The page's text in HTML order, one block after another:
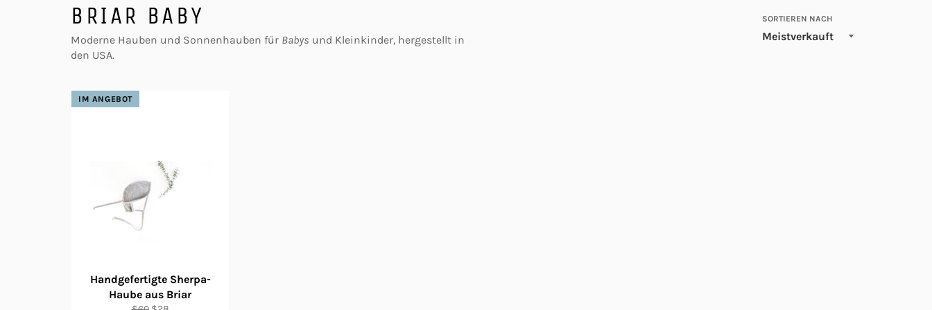
BRIAR BABY
Moderne Hauben und Sonnenhauben für Babys und Kleinkinder, hergestellt in
den USA.
SORTIEREN NACH
Handgefertigte Sherpa-
Haube aus Briar
IM ANGEBOT